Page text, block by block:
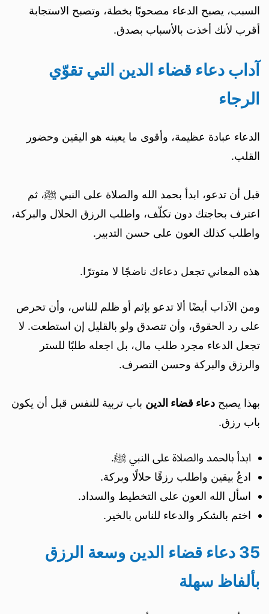
السبب، يصبح الدعاء مصحوبًا بخطة، وتصبح الاستجابة
أقرب لأنك أخذت بالأسباب بصدق.
آداب دعاء قضاء الدين التي تقوّي
الرجاء
الدعاء عبادة عظيمة، وأقوى ما يعينه هو اليقين وحضور
القلب.
قبل أن تدعو، ابدأ بحمد الله والصلاة على النبي ﷺ، ثم
اعترف بحاجتك دون تكلّف، واطلب الرزق الحلال والبركة،
واطلب كذلك العون على حسن التدبير.
هذه المعاني تجعل دعاءك ناضجًا لا متوترًا.
ومن الآداب أيضًا ألا تدعو بإثم أو ظلم للناس، وأن تحرص
على رد الحقوق، وأن تتصدق ولو بالقليل إن استطعت. لا
تجعل الدعاء مجرد طلب مال، بل اجعله طلبًا للستر
والرزق والبركة وحسن التصرف.
بهذا يصبح دعاء قضاء الدين باب تربية للنفس قبل أن يكون
باب رزق.
ابدأ بالحمد والصلاة على النبي ﷺ.
ادعُ بيقين واطلب رزقًا حلالًا وبركة.
اسأل الله العون على التخطيط والسداد.
اختم بالشكر والدعاء للناس بالخير.
35 دعاء قضاء الدين وسعة الرزق
بألفاظ سهلة